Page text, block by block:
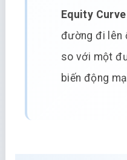
Equity
đường đi lên
so với một
biến động